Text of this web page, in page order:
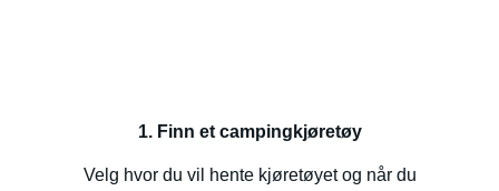
1. Finn et campingkjøretøy
Velg hvor du vil hente kjøretøyet og når du